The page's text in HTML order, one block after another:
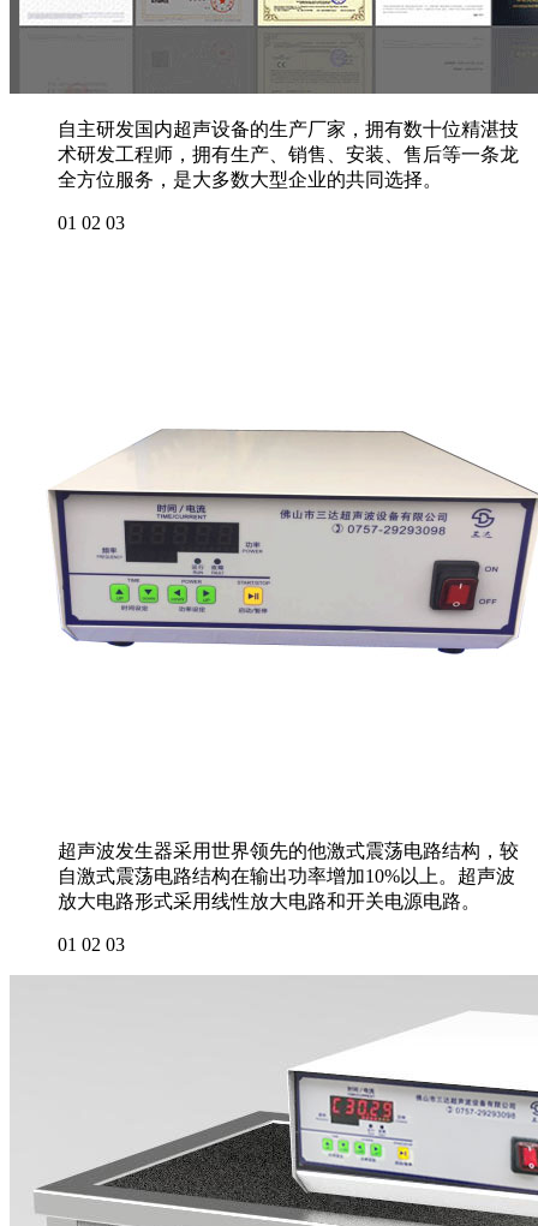
自主研发国内超声设备的生产厂家，拥有数十位精湛技
术研发工程师，拥有生产、销售、安装、售后等一条龙
全方位服务，是大多数大型企业的共同选择。
01 02 03
超声波发生器采用世界领先的他激式震荡电路结构，较
自激式震荡电路结构在输出功率增加10%以上。超声波
放大电路形式采用线性放大电路和开关电源电路。
01 02 03